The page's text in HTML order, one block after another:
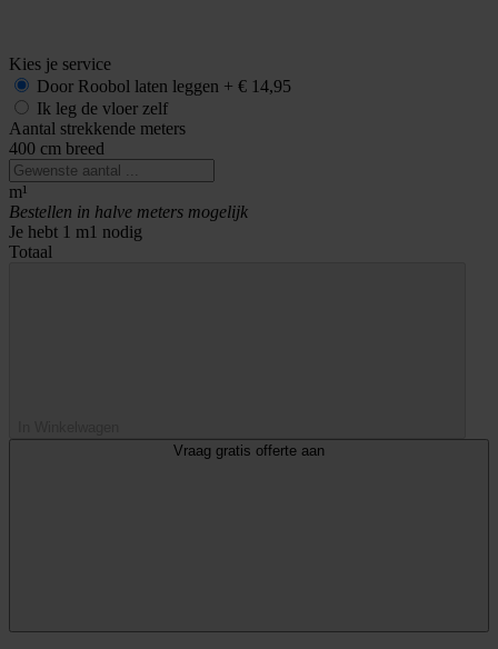
Kies je service
Door Roobol laten leggen + € 14,95
Ik leg de vloer zelf
Aantal strekkende meters
400 cm breed
m¹
Bestellen in halve meters mogelijk
Je hebt 1 m1 nodig
Totaal
Vraag gratis offerte aan